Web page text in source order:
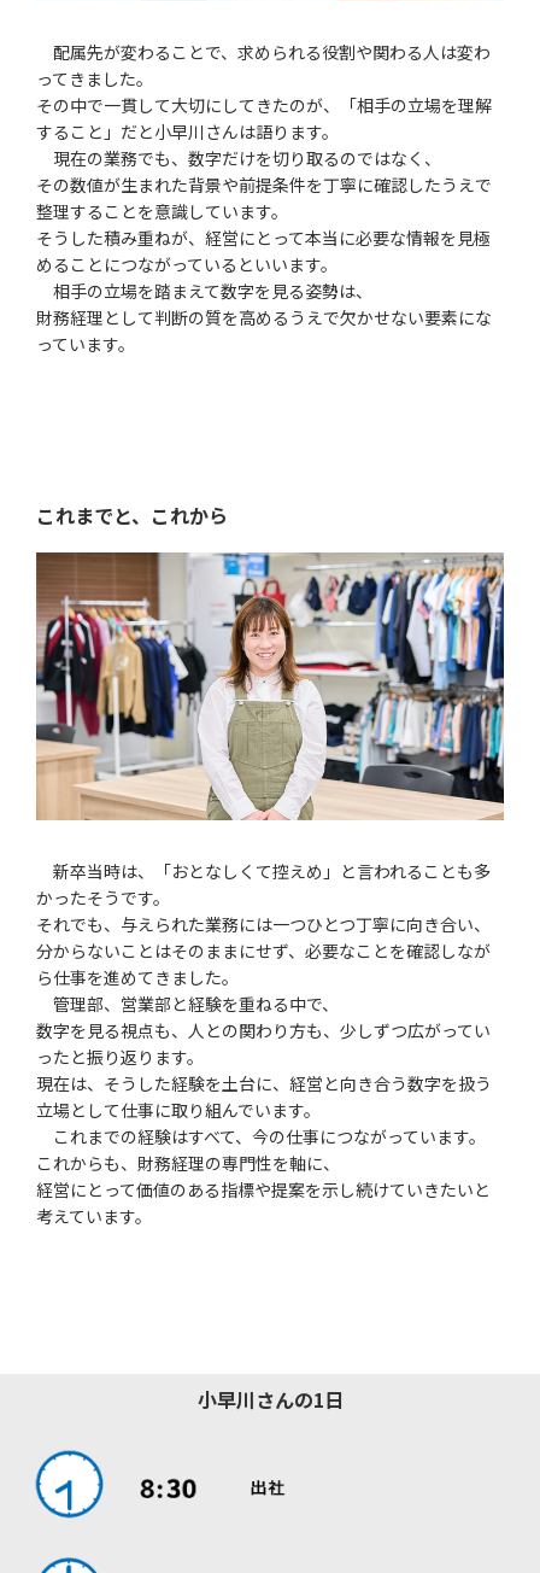
配属先が変わることで、求められる役割や関わる人は変わ
ってきました。
その中で一貫して大切にしてきたのが、「相手の立場を理解
すること」だと小早川さんは語ります。
現在の業務でも、数字だけを切り取るのではなく、
その数値が生まれた背景や前提条件を丁寧に確認したうえで
整理することを意識しています。
そうした積み重ねが、経営にとって本当に必要な情報を見極
めることにつながっているといいます。
相手の立場を踏まえて数字を見る姿勢は、
財務経理として判断の質を高めるうえで欠かせない要素にな
っています。
これまでと、これから
新卒当時は、「おとなしくて控えめ」と言われることも多
かったそうです。
それでも、与えられた業務には一つひとつ丁寧に向き合い、
分からないことはそのままにせず、必要なことを確認しなが
ら仕事を進めてきました。
管理部、営業部と経験を重ねる中で、
数字を見る視点も、人との関わり方も、少しずつ広がってい
ったと振り返ります。
現在は、そうした経験を土台に、経営と向き合う数字を扱う
立場として仕事に取り組んでいます。
これまでの経験はすべて、今の仕事につながっています。
これからも、財務経理の専門性を軸に、
経営にとって価値のある指標や提案を示し続けていきたいと
考えています。
小早川さんの1日